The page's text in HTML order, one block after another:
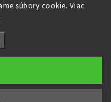
súbory cookie. Viac